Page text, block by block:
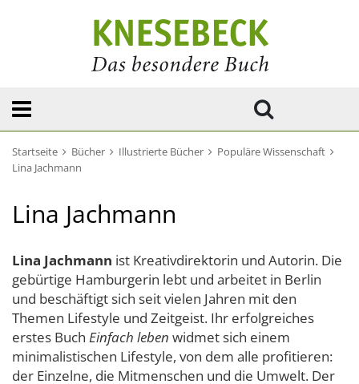
Startseite Bücher Illustrierte Bücher
Populäre Wissenschaft
Lina Jachmann
Lina Jachmann
Lina Jachmann ist Kreativdirektorin und Autorin. Die
gebürtige Hamburgerin lebt und arbeitet in Berlin
und beschäftigt sich seit vielen Jahren mit den
Themen Lifestyle und Zeitgeist. Ihr erfolgreiches
erstes Buch Einfach leben widmet sich einem
minimalistischen Lifestyle, von dem alle profitieren:
der Einzelne, die Mitmenschen und die Umwelt. Der